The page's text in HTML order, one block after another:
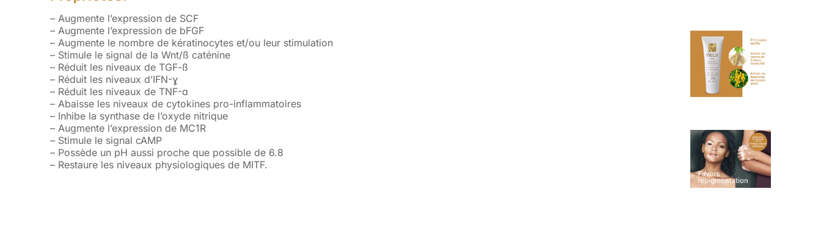
– Augmente l’expression de SCF
– Augmente l’expression de bFGF
– Augmente le nombre de kératinocytes et/ou leur stimulation
– Stimule le signal de la Wnt/ß caténine
– Réduit les niveaux de TGF-ß
– Réduit les niveaux d’IFN-ɣ
– Réduit les niveaux de TNF-ɑ
– Abaisse les niveaux de cytokines pro-inflammatoires
– Inhibe la synthase de l’oxyde nitrique
– Augmente l’expression de MC1R
– Stimule le signal cAMP
– Possède un pH aussi proche que possible de 6.8
– Restaure les niveaux physiologiques de MITF.